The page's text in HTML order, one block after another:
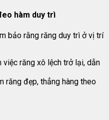
hàm duy trì
bảo rằng răng duy trì ở vị trí
việc răng xô lệch trở lại, dẫn
răng đẹp, thẳng hàng theo